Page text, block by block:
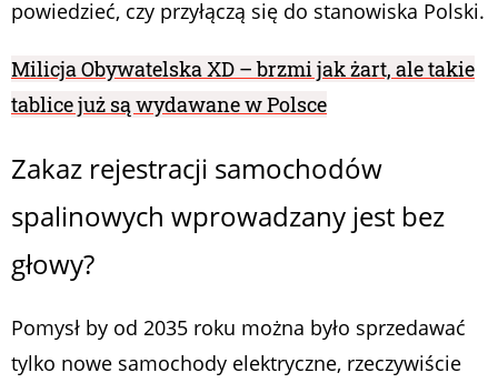
powiedzieć, czy przyłączą się do stanowiska Polski.
Milicja Obywatelska XD – brzmi jak żart, ale takie
tablice już są wydawane w Polsce
Zakaz rejestracji samochodów
spalinowych wprowadzany jest bez
głowy?
Pomysł by od 2035 roku można było sprzedawać
tylko nowe samochody elektryczne, rzeczywiście